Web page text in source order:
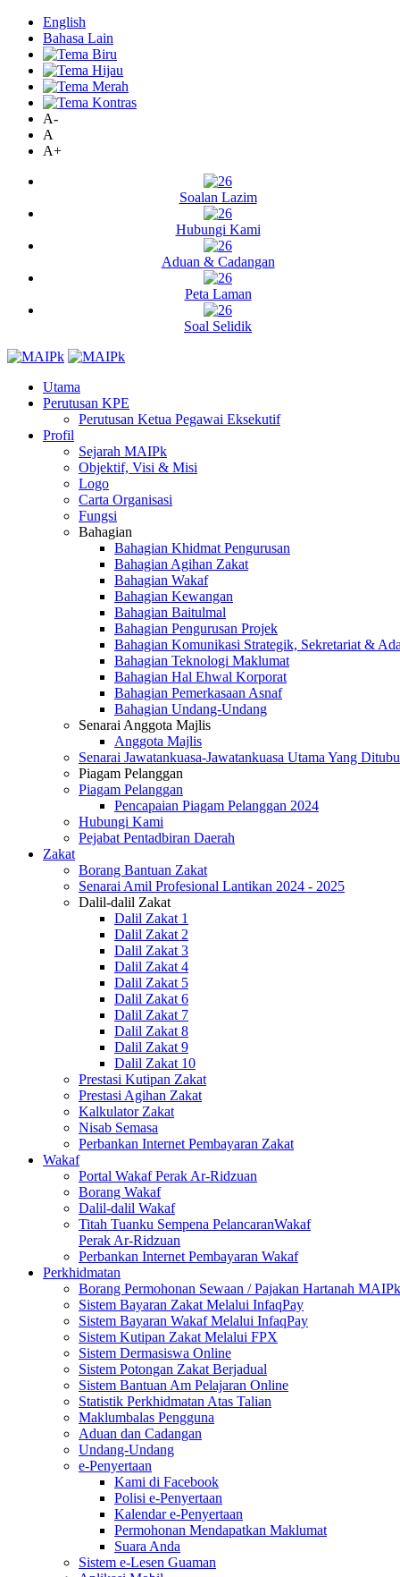
English
Bahasa Lain
A-
A
A+
Soalan Lazim
Hubungi Kami
Aduan & Cadangan
Peta Laman
Soal Selidik
Utama
Perutusan KPE
Perutusan Ketua Pegawai Eksekutif
Profil
Sejarah MAIPk
Objektif, Visi & Misi
Logo
Carta Organisasi
Fungsi
Bahagian
Bahagian Khidmat Pengurusan
Bahagian Agihan Zakat
Bahagian Wakaf
Bahagian Kewangan
Bahagian Baitulmal
Bahagian Pengurusan Projek
Bahagian Komunikasi Strategik, Sekretariat &
Bahagian Teknologi Maklumat
Bahagian Hal Ehwal Korporat
Bahagian Pemerkasaan Asnaf
Bahagian Undang-Undang
Senarai Anggota Majlis
Anggota Majlis
Senarai Jawatankuasa-Jawatankuasa Utama Yang
Piagam Pelanggan
Piagam Pelanggan
Pencapaian Piagam Pelanggan 2024
Hubungi Kami
Pejabat Pentadbiran Daerah
Zakat
Borang Bantuan Zakat
Senarai Amil Profesional Lantikan 2024 - 2025
Dalil-dalil Zakat
Dalil Zakat 1
Dalil Zakat 2
Dalil Zakat 3
Dalil Zakat 4
Dalil Zakat 5
Dalil Zakat 6
Dalil Zakat 7
Dalil Zakat 8
Dalil Zakat 9
Dalil Zakat 10
Prestasi Kutipan Zakat
Prestasi Agihan Zakat
Kalkulator Zakat
Nisab Semasa
Perbankan Internet Pembayaran Zakat
Wakaf
Portal Wakaf Perak Ar-Ridzuan
Borang Wakaf
Dalil-dalil Wakaf
Titah Tuanku Sempena PelancaranWakaf
Perak Ar-Ridzuan
Perbankan Internet Pembayaran Wakaf
Perkhidmatan
Borang Permohonan Sewaan / Pajakan Hartanah MAIPk
Sistem Bayaran Zakat Melalui InfaqPay
Sistem Bayaran Wakaf Melalui InfaqPay
Sistem Kutipan Zakat Melalui FPX
Sistem Dermasiswa Online
Sistem Potongan Zakat Berjadual
Sistem Bantuan Am Pelajaran Online
Statistik Perkhidmatan Atas Talian
Maklumbalas Pengguna
Aduan dan Cadangan
Undang-Undang
e-Penyertaan
Kami di Facebook
Polisi e-Penyertaan
Kalendar e-Penyertaan
Permohonan Mendapatkan Maklumat
Suara Anda
Sistem e-Lesen Guaman